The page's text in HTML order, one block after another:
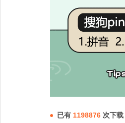
已有 1198876 次下载